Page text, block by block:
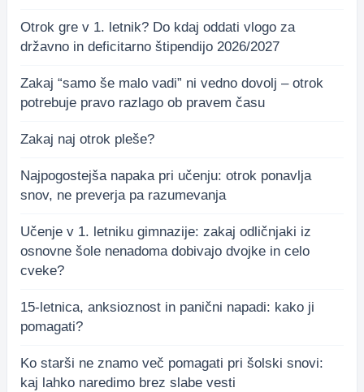
Otrok gre v 1. letnik? Do kdaj oddati vlogo za
državno in deficitarno štipendijo 2026/2027
Zakaj “samo še malo vadi” ni vedno dovolj – otrok
potrebuje pravo razlago ob pravem času
Zakaj naj otrok pleše?
Najpogostejša napaka pri učenju: otrok ponavlja
snov, ne preverja pa razumevanja
Učenje v 1. letniku gimnazije: zakaj odličnjaki iz
osnovne šole nenadoma dobivajo dvojke in celo
cveke?
15-letnica, anksioznost in panični napadi: kako ji
pomagati?
Ko starši ne znamo več pomagati pri šolski snovi:
kaj lahko naredimo brez slabe vesti